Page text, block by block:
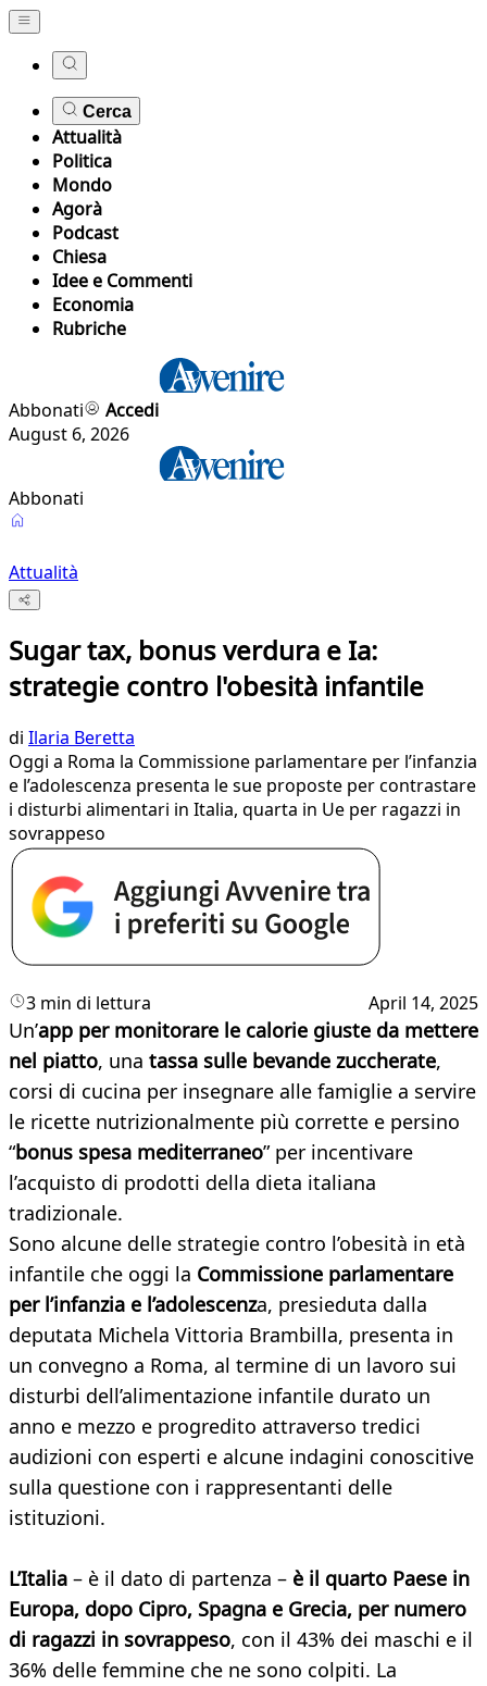
Cerca
Attualità
Politica
Mondo
Agorà
Podcast
Chiesa
Idee e Commenti
Economia
Rubriche
Abbonati
Accedi
August 6, 2026
Abbonati
Attualità
Sugar tax, bonus verdura e Ia:
strategie contro l'obesità infantile
di Ilaria Beretta
Oggi a Roma la Commissione parlamentare per l’infanzia
e l’adolescenza presenta le sue proposte per contrastare
i disturbi alimentari in Italia, quarta in Ue per ragazzi in
sovrappeso
3 min di lettura April 14, 2025
Un’app per monitorare le calorie giuste da mettere
nel piatto, una tassa sulle bevande zuccherate,
corsi di cucina per insegnare alle famiglie a servire
le ricette nutrizionalmente più corrette e persino
“bonus spesa mediterraneo” per incentivare
l’acquisto di prodotti della dieta italiana
tradizionale.
Sono alcune delle strategie contro l’obesità in età
infantile che oggi la Commissione parlamentare
per l’infanzia e l’adolescenza, presieduta dalla
deputata Michela Vittoria Brambilla, presenta in
un convegno a Roma, al termine di un lavoro sui
disturbi dell’alimentazione infantile durato un
anno e mezzo e progredito attraverso tredici
audizioni con esperti e alcune indagini conoscitive
sulla questione con i rappresentanti delle
istituzioni.
L’Italia – è il dato di partenza – è il quarto Paese in
Europa, dopo Cipro, Spagna e Grecia, per numero
di ragazzi in sovrappeso, con il 43% dei maschi e il
36% delle femmine che ne sono colpiti. La